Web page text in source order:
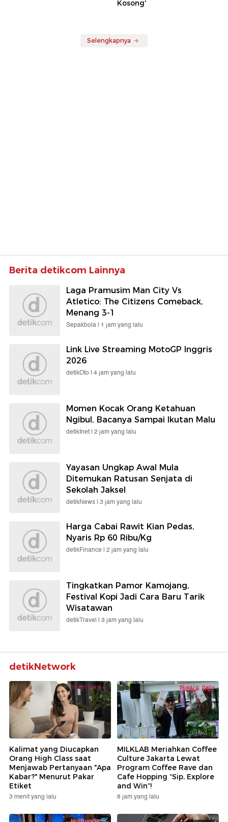
Kosong'
Selengkapnya
Berita detikcom Lainnya
Laga Pramusim Man City Vs
Atletico: The Citizens Comeback,
Menang 3-1
Sepakbola | 1 jam yang lalu
Link Live Streaming MotoGP Inggris
2026
detikOto | 4 jam yang lalu
Momen Kocak Orang Ketahuan
Ngibul, Bacanya Sampai Ikutan Malu
detikInet | 2 jam yang lalu
Yayasan Ungkap Awal Mula
Ditemukan Ratusan Senjata di
Sekolah Jaksel
detikNews | 3 jam yang lalu
Harga Cabai Rawit Kian Pedas,
Nyaris Rp 60 Ribu/Kg
detikFinance | 2 jam yang lalu
Tingkatkan Pamor Kamojang,
Festival Kopi Jadi Cara Baru Tarik
Wisatawan
detikTravel | 3 jam yang lalu
detikNetwork
Kalimat yang Diucapkan
Orang High Class saat
Menjawab Pertanyaan "Apa
Kabar?" Menurut Pakar
Etiket
3 menit yang lalu
MILKLAB Meriahkan Coffee
Culture Jakarta Lewat
Program Coffee Rave dan
Cafe Hopping “Sip, Explore
and Win”!
8 jam yang lalu